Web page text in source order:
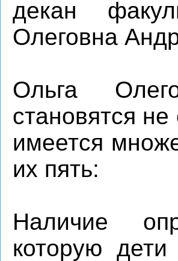
декан
Олеговна
Ольга
становятся
имеется
их пять:
Наличие
которую